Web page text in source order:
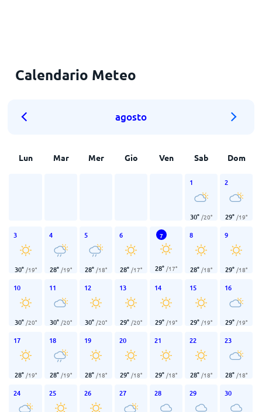
Calendario Meteo
agosto
Lun Mar Mer Gio Ven Sab Dom
1
30° /20°
2
29° /19°
3
30° /19°
4
28° /19°
5
28° /18°
6
28° /17°
7
28° /17°
8
28° /18°
9
29° /18°
10
30° /20°
11
30° /20°
12
30° /20°
13
29° /20°
14
29° /19°
15
29° /19°
16
29° /19°
17
28° /19°
18
28° /19°
19
28° /18°
20
29° /18°
21
29° /18°
22
28° /18°
23
28° /18°
24 25 26 27 28 29 30